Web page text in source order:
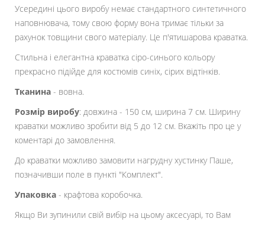
Усередині цього виробу немає стандартного синтетичного
наповнювача, тому свою форму вона тримає тільки за
рахунок товщини свого матеріалу. Це п'ятишарова краватка.
Стильна і елегантна краватка сіро-синього кольору
прекрасно підійде для костюмів синіх, сірих відтінків.
Тканина - вовна.
Розмір виробу: довжина - 150 см, ширина 7 см. Ширину
краватки можливо зробити від 5 до 12 см. Вкажіть про це у
коментарі до замовлення.
До краватки можливо замовити нагрудну хустинку Паше,
позначивши поле в пункті "Комплект".
Упаковка - крафтова коробочка.
Якщо Ви зупинили свій вибір на цьому аксесуарі, то Вам